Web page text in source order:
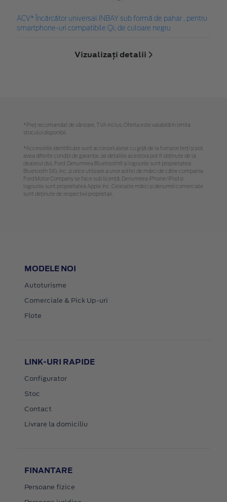
ACV* Încărcător universal INBAY sub formă de pahar , pentru
smartphone-uri compatibile Qi, de culoare negru
Vizualizați detalii
*Preţ recomandat de vânzare, TVA inclus. Oferta este valabilă în limita
stocului disponibil.
*Accesoriile identificate sunt accesorii alese cu grijă de la furnizori terți și pot
avea diferite condiții de garanție, iar detaliile acestora pot fi obținute de la
dealerul dvs. Ford. Denumirea Bluetooth® și logourile sunt proprietatea
Bluetooth SIG, Inc. și orice utilizare a unor astfel de mărci de către compania
Ford Motor Company se face sub licență. Denumirea iPhone/iPod și
logourile sunt proprietatea Apple Inc. Celelalte mărci și denumiri comerciale
sunt deținute de respectivii proprietari.
MODELE NOI
Autoturisme
Comerciale & Pick Up-uri
Flote
LINK-URI RAPIDE
Configurator
Stoc
Contact
Livrare la domiciliu
FINANTARE
Persoane fizice